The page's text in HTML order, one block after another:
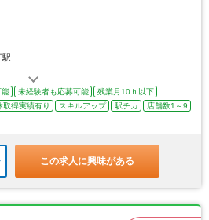
駅
能 未経験者も応募可能
残業月10ｈ以下
取得実績有り スキルアップ 駅チカ
店舗数1～9
この求人に興味がある